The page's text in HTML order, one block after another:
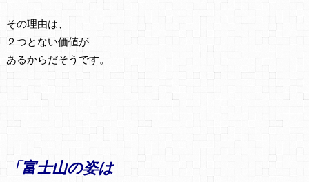
その理由は、
２つとない価値が
あるからだそうです。
「富士山の姿は